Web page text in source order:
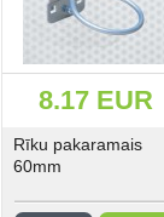
8.17 EUR
Rīku pakaramais
60mm